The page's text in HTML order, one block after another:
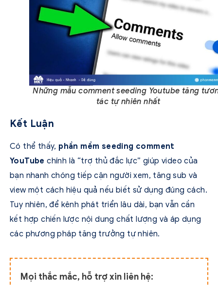
Những mẫu comment seeding Youtube tăng
tác tự nhiên nhất
Kết Luận
Có thể thấy, phần mềm seeding comment
YouTube chính là “trợ thủ đắc lực” giúp video của
bạn nhanh chóng tiếp cận người xem, tăng sub và
view một cách hiệu quả nếu biết sử dụng đúng cách.
Tuy nhiên, để kênh phát triển lâu dài, bạn vẫn cần
kết hợp chiến lược nội dung chất lượng và áp dụng
các phương pháp tăng trưởng tự nhiên.
Mọi thắc mắc, hỗ trợ xin liên hệ: